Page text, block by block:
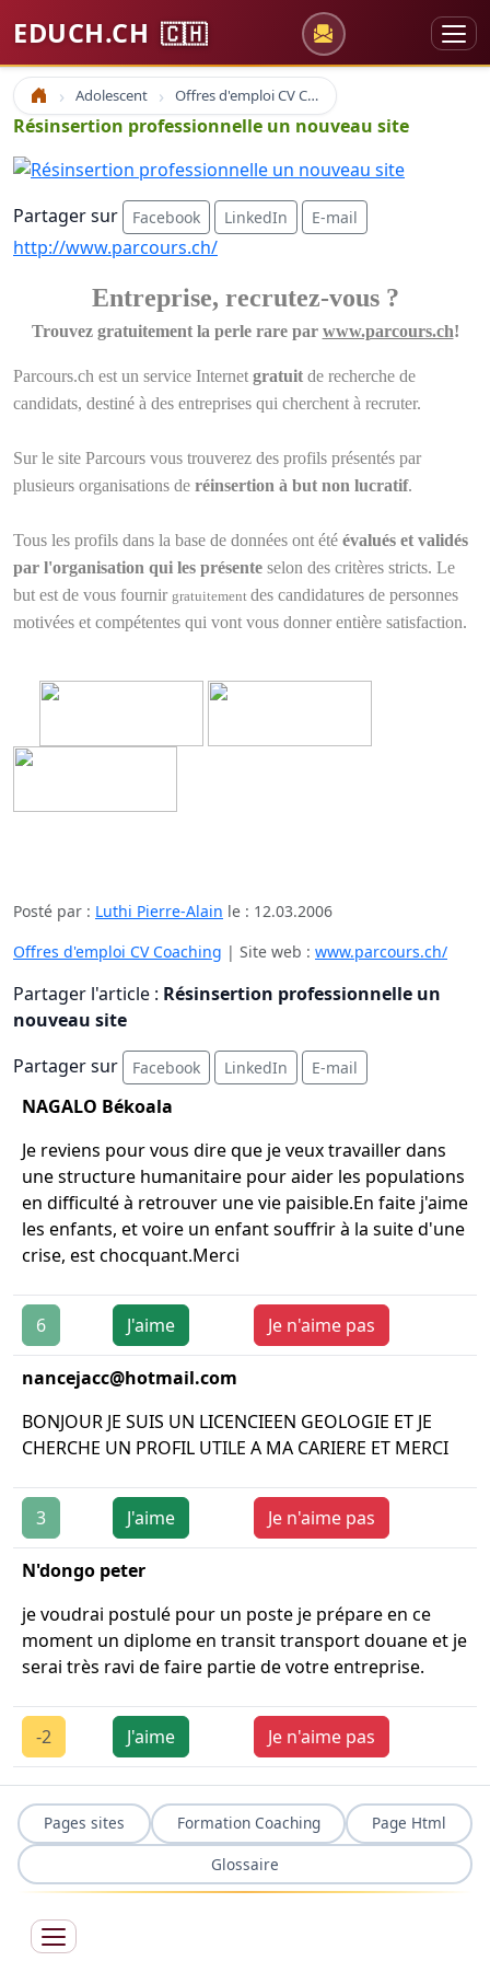
EDUCH.CH 🇨🇭
Accueil Adolescent Offres d'emploi CV Coaching
Résinsertion professionnelle un nouveau site
Partager sur Facebook LinkedIn E-mail
http://www.parcours.ch/
Entreprise, recrutez-vous ?
Trouvez gratuitement la perle rare par www.parcours.ch!
Parcours.ch est un service Internet gratuit de recherche de
candidats, destiné à des entreprises qui cherchent à recruter.
Sur le site Parcours vous trouverez des profils présentés par
plusieurs organisations de réinsertion à but non lucratif.
Tous les profils dans la base de données ont été évalués et validés
par l'organisation qui les présente selon des critères stricts. Le
but est de vous fournir gratuitement des candidatures de personnes
motivées et compétentes qui vont vous donner entière satisfaction.
Posté par : Luthi Pierre-Alain le : 12.03.2006
Offres d'emploi CV Coaching | Site web : www.parcours.ch/
Partager l'article : Résinsertion professionnelle un
nouveau site
Partager sur
Facebook LinkedIn E-mail
NAGALO Békoala
Je reviens pour vous dire que je veux travailler dans
une structure humanitaire pour aider les populations
en difficulté à retrouver une vie paisible.En faite j'aime
les enfants, et voire un enfant souffrir à la suite d'une
crise, est chocquant.Merci
6 J'aime Je n'aime pas
nancejacc@hotmail.com
BONJOUR JE SUIS UN LICENCIEEN GEOLOGIE ET JE
CHERCHE UN PROFIL UTILE A MA CARIERE ET MERCI
3 J'aime Je n'aime pas
N'dongo peter
je voudrai postulé pour un poste je prépare en ce
moment un diplome en transit transport douane et je
serai très ravi de faire partie de votre entreprise.
-2 J'aime Je n'aime pas
Pages sites Formation Coaching
Page Html
Glossaire